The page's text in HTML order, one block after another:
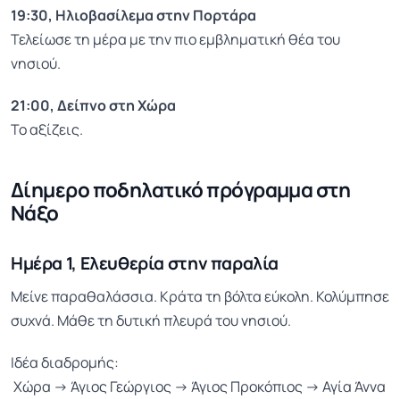
19:30, Ηλιοβασίλεμα στην Πορτάρα
Τελείωσε τη μέρα με την πιο εμβληματική θέα του
νησιού.
21:00, Δείπνο στη Χώρα
Το αξίζεις.
Δίημερο ποδηλατικό πρόγραμμα στη
Νάξο
Ημέρα 1, Ελευθερία στην παραλία
Μείνε παραθαλάσσια. Κράτα τη βόλτα εύκολη. Κολύμπησε
συχνά. Μάθε τη δυτική πλευρά του νησιού.
Ιδέα διαδρομής:
Χώρα → Άγιος Γεώργιος → Άγιος Προκόπιος → Αγία Άννα